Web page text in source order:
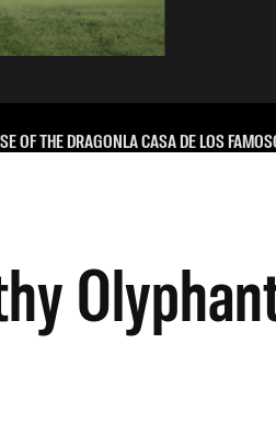
OF THE DRAGONLA CASA DE LOS